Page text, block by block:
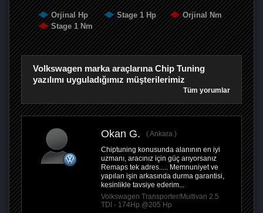
Orjinal Hp Stage 1 Hp
Orjinal Nm
Stage 1 Nm
Volkswagen marka araçlarına Chip Tuning
yazılımı uyguladığımız müşterilerimiz
Tüm yorumlar
Okan G.
Ankara
Chiptuning konusunda alanının en iyi
uzmanı, aracınız için güç arıyorsanız
Remaps tek adres..... Memnuniyet ve
yapılan işin arkasında durma garantisi,
kesinlikle tavsiye ederim...
Volkswagen Transporter/Multivan 2.5
TDI - 174Hp @205 Hp